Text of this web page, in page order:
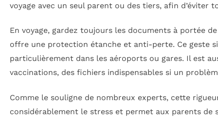
voyage avec un seul parent ou des tiers, afin
En voyage, gardez toujours les documents à portée
offre une protection étanche et anti-perte. Ce geste
particulièrement dans les aéroports ou gares. Il est
vaccinations, des fichiers indispensables si un
Comme le souligne de nombreux experts, cette
considérablement le stress et permet aux parents de